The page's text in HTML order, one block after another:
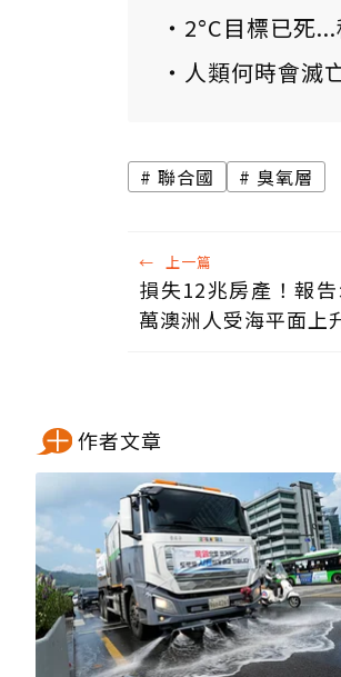
2°C目標已死
人類何時會滅
聯合國 臭氧層
← 上一篇
損失12兆房產！報
萬澳洲人受海平面上
作者文章